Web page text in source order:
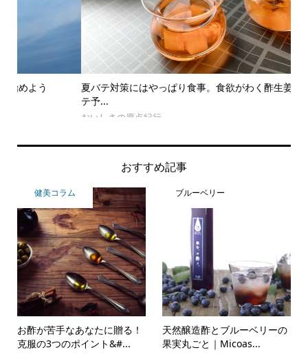
夏バテ対策にはやっぱり食事。食欲がわく酢生姜レシピで夏バ
おいしさの原点紀行
おすすめ記事
お酢が苦手なあなたに贈る！
克服の3つのポイント&#...
天然醸造酢とブルーベリーの
果実丸ごと｜Micoas...